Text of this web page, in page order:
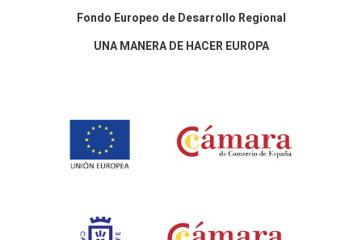
Fondo Europeo de Desarrollo Regional
UNA MANERA DE HACER EUROPA